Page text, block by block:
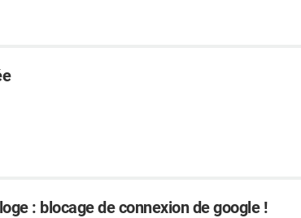
: blocage de connexion de google !